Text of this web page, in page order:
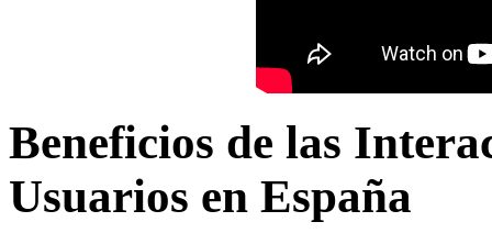
Beneficios de las
Usuarios en España